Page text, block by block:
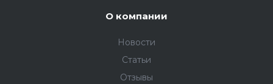
О компании
Новости
Статьи
Отзывы